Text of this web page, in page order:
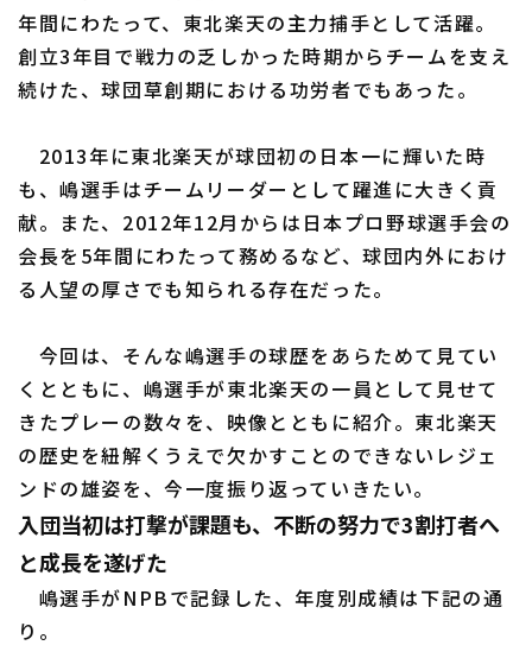
利用規約 プライバシーポリシー
特定商取引法の表示 アルバイト募集（別ウィンドウで開く
年間にわたって、東北楽天の主力捕手として活躍。
創立3年目で戦力の乏しかった時期からチームを支え
続けた、球団草創期における功労者でもあった。
2013年に東北楽天が球団初の日本一に輝いた時
も、嶋選手はチームリーダーとして躍進に大きく貢
献。また、2012年12月からは日本プロ野球選手会の
会長を5年間にわたって務めるなど、球団内外におけ
る人望の厚さでも知られる存在だった。
今回は、そんな嶋選手の球歴をあらためて見てい
くとともに、嶋選手が東北楽天の一員として見せて
きたプレーの数々を、映像とともに紹介。東北楽天
の歴史を紐解くうえで欠かすことのできないレジェ
ンドの雄姿を、今一度振り返っていきたい。
入団当初は打撃が課題も、不断の努力で3割打者へ
と成長を遂げた
嶋選手がNPBで記録した、年度別成績は下記の通
り。